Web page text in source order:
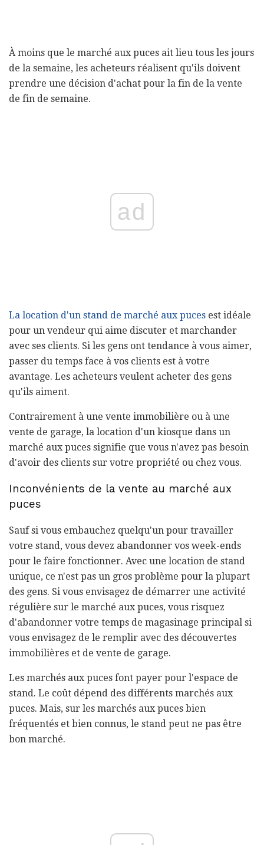
À moins que le marché aux puces ait lieu tous les jours
de la semaine, les acheteurs réalisent qu'ils doivent
prendre une décision d'achat pour la fin de la vente
de fin de semaine.
ad
La location d'un stand de marché aux puces est idéale
pour un vendeur qui aime discuter et marchander
avec ses clients. Si les gens ont tendance à vous aimer,
passer du temps face à vos clients est à votre
avantage. Les acheteurs veulent acheter des gens
qu'ils aiment.
Contrairement à une vente immobilière ou à une
vente de garage, la location d'un kiosque dans un
marché aux puces signifie que vous n'avez pas besoin
d'avoir des clients sur votre propriété ou chez vous.
Inconvénients de la vente au marché aux
puces
Sauf si vous embauchez quelqu'un pour travailler
votre stand, vous devez abandonner vos week-ends
pour le faire fonctionner. Avec une location de stand
unique, ce n'est pas un gros problème pour la plupart
des gens. Si vous envisagez de démarrer une activité
régulière sur le marché aux puces, vous risquez
d'abandonner votre temps de magasinage principal si
vous envisagez de le remplir avec des découvertes
immobilières et de vente de garage.
Les marchés aux puces font payer pour l'espace de
stand. Le coût dépend des différents marchés aux
puces. Mais, sur les marchés aux puces bien
fréquentés et bien connus, le stand peut ne pas être
bon marché.